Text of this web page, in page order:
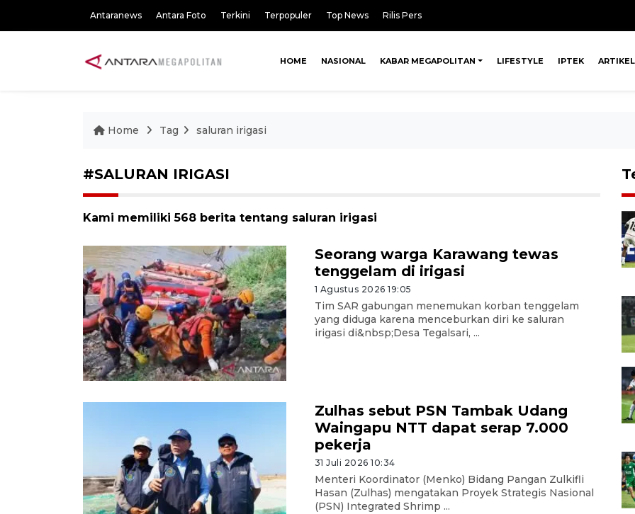
Antaranews Antara Foto Terkini Terpopuler Top News Rilis Pers
HOME NASIONAL KABAR MEGAPOLITAN LIFESTYLE IPTEK ARTIKEL
Home Tag saluran irigasi
#SALURAN IRIGASI
Kami memiliki 568 berita tentang saluran irigasi
Seorang warga Karawang tewas
tenggelam di irigasi
1 Agustus 2026 19:05
Tim SAR gabungan menemukan korban tenggelam
yang diduga karena menceburkan diri ke saluran
irigasi di&nbsp;Desa Tegalsari, ...
Zulhas sebut PSN Tambak Udang
Waingapu NTT dapat serap 7.000
pekerja
31 Juli 2026 10:34
Menteri Koordinator (Menko) Bidang Pangan Zulkifli
Hasan (Zulhas) mengatakan Proyek Strategis Nasional
(PSN) Integrated Shrimp ...